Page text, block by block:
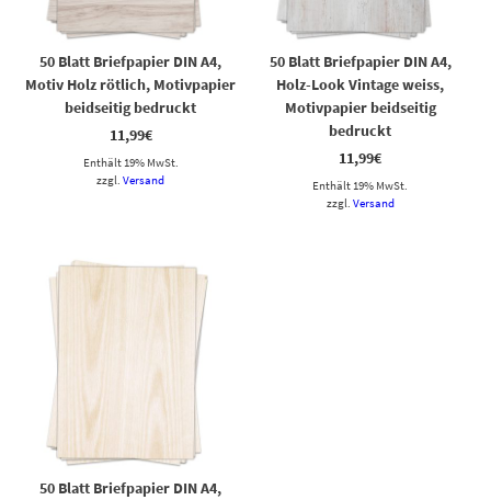
50 Blatt Briefpapier DIN A4,
Motiv Holz rötlich, Motivpapier
beidseitig bedruckt
11,99€
Enthält 19% MwSt.
zzgl.Versand
50 Blatt Briefpapier DIN A4,
Holz-Look Vintage weiss,
Motivpapier beidseitig
bedruckt
11,99€
Enthält 19% MwSt.
zzgl. Versand
50 Blatt Briefpapier DIN A4,